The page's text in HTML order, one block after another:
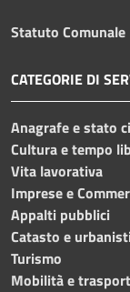
Statuto Comunale
CATEGORIE DI
Anagrafe e stato
Cultura e tempo
Vita lavorativa
Imprese e
Appalti pubblici
Catasto e
Turismo
Mobilità e